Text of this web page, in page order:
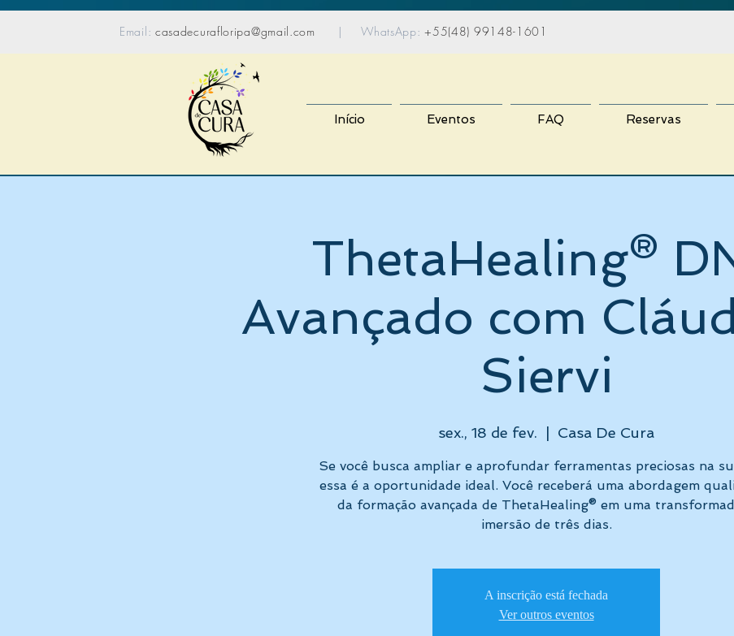
Email: casadecurafloripa@gmail.com | WhatsApp:+55(48) 99148-1601
Início Eventos FAQ Reservas
ThetaHealing®
Avançado com
Siervi
sex., 18 de fev. Casa De Cura
Se você busca ampliar e aprofundar ferramentas preciosas na
essa é a oportunidade ideal. Você receberá uma abordagem
da formação avançada de ThetaHealing® em uma
imersão de três dias.
A inscrição está fechada
Ver outros eventos